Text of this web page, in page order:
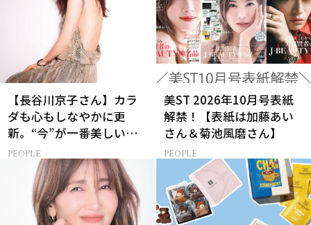
【長谷川京子さん】カラ
ダも心もしなやかに更
新。“今”が一番美しい
［特別画像集］
PEOPLE
美ST 2026年10月号表紙
解禁！【表紙は加藤あい
さん＆菊池風磨さん】
PEOPLE